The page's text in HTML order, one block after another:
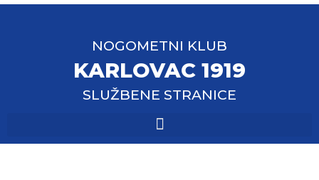
NOGOMETNI KLUB
KARLOVAC 1919
SLUŽBENE STRANICE